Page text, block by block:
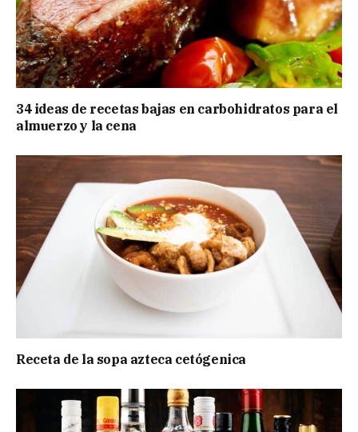
34 ideas de recetas bajas en carbohidratos para el
almuerzo y la cena
Receta de la sopa azteca cetógenica